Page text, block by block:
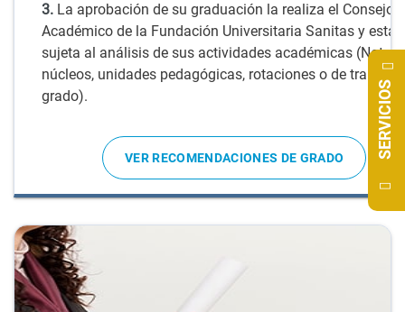
3. La aprobación de su graduación la realiza el Consejo
Académico de la Fundación Universitaria Sanitas y
sujeta al análisis de sus actividades académicas (Notas
núcleos, unidades pedagógicas, rotaciones o de trabajos
grado).
VER RECOMENDACIONES DE GRADO SERVICIOS